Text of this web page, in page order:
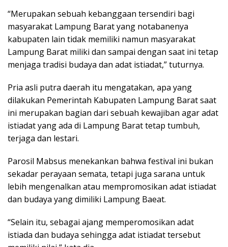
“Merupakan sebuah kebanggaan tersendiri bagi
masyarakat Lampung Barat yang notabanenya
kabupaten lain tidak memiliki namun masyarakat
Lampung Barat miliki dan sampai dengan saat ini tetap
menjaga tradisi budaya dan adat istiadat,” tuturnya.
Pria asli putra daerah itu mengatakan, apa yang
dilakukan Pemerintah Kabupaten Lampung Barat saat
ini merupakan bagian dari sebuah kewajiban agar adat
istiadat yang ada di Lampung Barat tetap tumbuh,
terjaga dan lestari.
Parosil Mabsus menekankan bahwa festival ini bukan
sekadar perayaan semata, tetapi juga sarana untuk
lebih mengenalkan atau mempromosikan adat istiadat
dan budaya yang dimiliki Lampung Baeat.
“Selain itu, sebagai ajang memperomosikan adat
istiada dan budaya sehingga adat istiadat tersebut